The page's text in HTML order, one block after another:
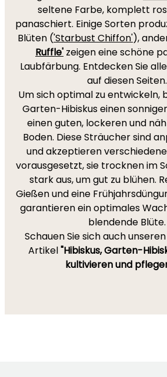
seltene Farbe, komplett
panaschiert. Einige Sorten
Blüten ('Starbust Chiffon'),
Ruffle' zeigen eine schöne
Laubfärbung. Entdecken Sie
auf diesen Seiten.
Um sich optimal zu entwickeln,
Garten-Hibiskus einen
einen guten, lockeren und
Boden. Diese Sträucher sind
und akzeptieren
vorausgesetzt, sie trocknen im
stark aus, um gut zu blühen.
Gießen und eine
garantieren ein optimales
blendende Blüte.
Schauen Sie sich auch
Artikel"Hibiskus, Garten-
kultivieren und